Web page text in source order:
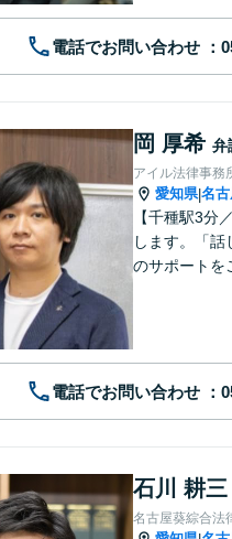
電話でお問い合わせ
岡 厚希 弁
アイル法律事務
愛知県|名
【千種駅3分
します。「
のサポートを
電話でお問い合わせ
石川 耕三
名古屋葵綜合法